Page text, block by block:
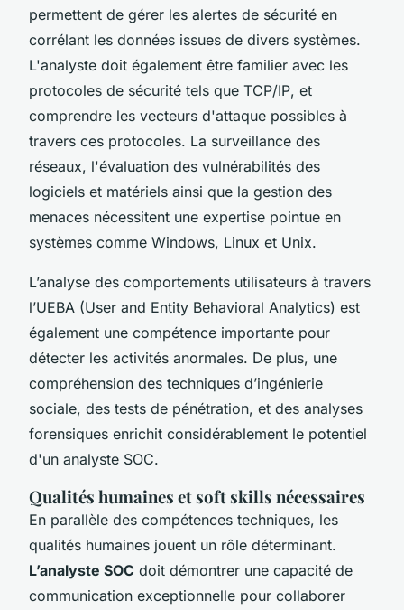
permettent de gérer les alertes de sécurité en
corrélant les données issues de divers systèmes.
L'analyste doit également être familier avec les
protocoles de sécurité tels que TCP/IP, et
comprendre les vecteurs d'attaque possibles à
travers ces protocoles. La surveillance des
réseaux, l'évaluation des vulnérabilités des
logiciels et matériels ainsi que la gestion des
menaces nécessitent une expertise pointue en
systèmes comme Windows, Linux et Unix.
L’analyse des comportements utilisateurs à travers
l’UEBA (User and Entity Behavioral Analytics) est
également une compétence importante pour
détecter les activités anormales. De plus, une
compréhension des techniques d’ingénierie
sociale, des tests de pénétration, et des analyses
forensiques enrichit considérablement le potentiel
d'un analyste SOC.
Qualités humaines et soft skills nécessaires
En parallèle des compétences techniques, les
qualités humaines jouent un rôle déterminant.
L’analyste SOC doit démontrer une capacité de
communication exceptionnelle pour collaborer